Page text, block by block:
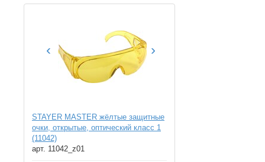
‹ ›
STAYER MASTER жёлтые защитные
очки, открытые, оптический класс 1
(11042)
арт. 11042_z01